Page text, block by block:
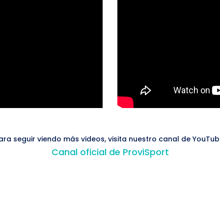
seguir viendo más videos, visita nuestro canal de
Canal oficial de ProviSport